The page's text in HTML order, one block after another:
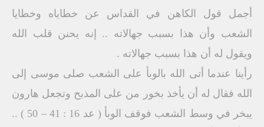
أجمل قول الكاهن في القداس عن خطاياه وخطايا
الشعب وأن هذا بسبب جهالاته .. إنه يحنن قلب الله
ويقول له أن هذا بسبب جهالاته .
رأينا عندما أتى الله بالوبأ على الشعب صلى موسى إلى
الله فقال له أن يأخذ بخور من على المذبح وتجعل هارون
يبخر في وسط الشعب فوقف الوبأ ( عد 16 : 41 – 50 ) ..